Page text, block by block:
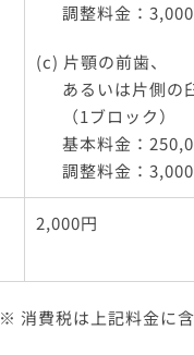
調整料金：3,000
(c) 片顎の前歯、
あるいは片側の
（1ブロック）
基本料金：
調整料金：3,000
2,000円
※ 消費税は上記料金に